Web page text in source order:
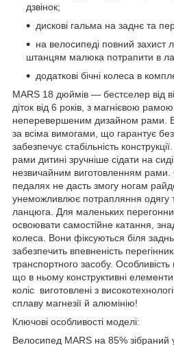
дзвінок;
дискові гальма на заднє та
на велосипеді повний захист
штанцям малюка потрапити в
додаткові бічні колеса в
MARS 18 дюймів — бестселер від
діток від 6 років, з магнієвою
неперевершеним дизайном рами.
за всіма вимогами, що гарантує
забезпечує стабільність
рами дитині зручніше сідати на
незвичайним виготовленням
педалях не дасть змогу ногам
унеможливлює потрапляння одягу
ланцюга. Для маленьких
освоювати самостійне катання,
колеса. Вони фіксуються біля
забезпечить впевненість
транспортного засобу.
що в ньому конструктивні
коліс виготовлені з
сплаву магнезії й алюмінію!
Ключові особливості моделі:
Велосипед MARS на 85% зібраний